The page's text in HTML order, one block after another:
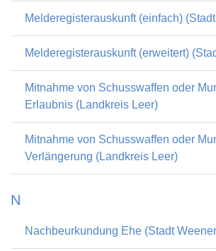
Melderegisterauskunft (einfach)
Melderegisterauskunft (erweitert)
Mitnahme von Schusswaffen oder
Erlaubnis (Landkreis Leer)
Mitnahme von Schusswaffen oder
Verlängerung (Landkreis Leer)
N
Nachbeurkundung Ehe (Stadt